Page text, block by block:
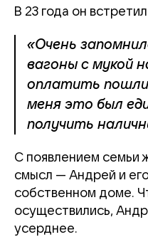
В 23 года он
«Очень
вагоны с мукой
оплатить
меня это был
получить
С появлением семьи
смысл — Андрей и
собственном доме.
осуществились,
усерднее.